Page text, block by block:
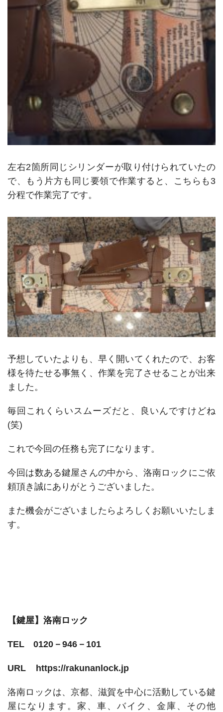
左右2箇所同じシリンダーが取り付けられていたの
で、もう片方も同じ要領で作業すると、こちらも3
分程で作業完了です。
予想していたよりも、早く開いてくれたので、お客
様を待たせる事無く、作業を完了させることが出来
ました。
毎回これくらいスムーズだと、良いんですけどね
(笑)
これで今回の任務も完了になります。
今回は数ある鍵屋さんの中から、洛南ロックにご依
頼頂き誠にありがとうございました。
また機会がございましたらよろしくお願いいたしま
す。
【鍵屋】洛南ロック
TEL 0120－946－101
URL https://rakunanlock.jp
洛南ロックは、京都、滋賀を中心に活動している鍵
屋になります。家、車、バイク、金庫、その他